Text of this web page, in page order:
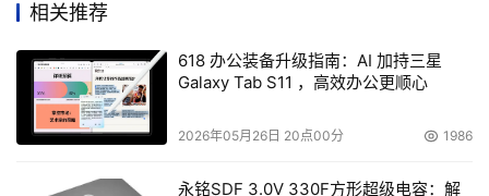
相关推荐
618 办公装备升级指南：AI 加持三星
Galaxy Tab S11 ，高效办公更顺心
2026年05月26日 20点00分 1986
永铭SDF 3.0V 330F方形超级电容：解